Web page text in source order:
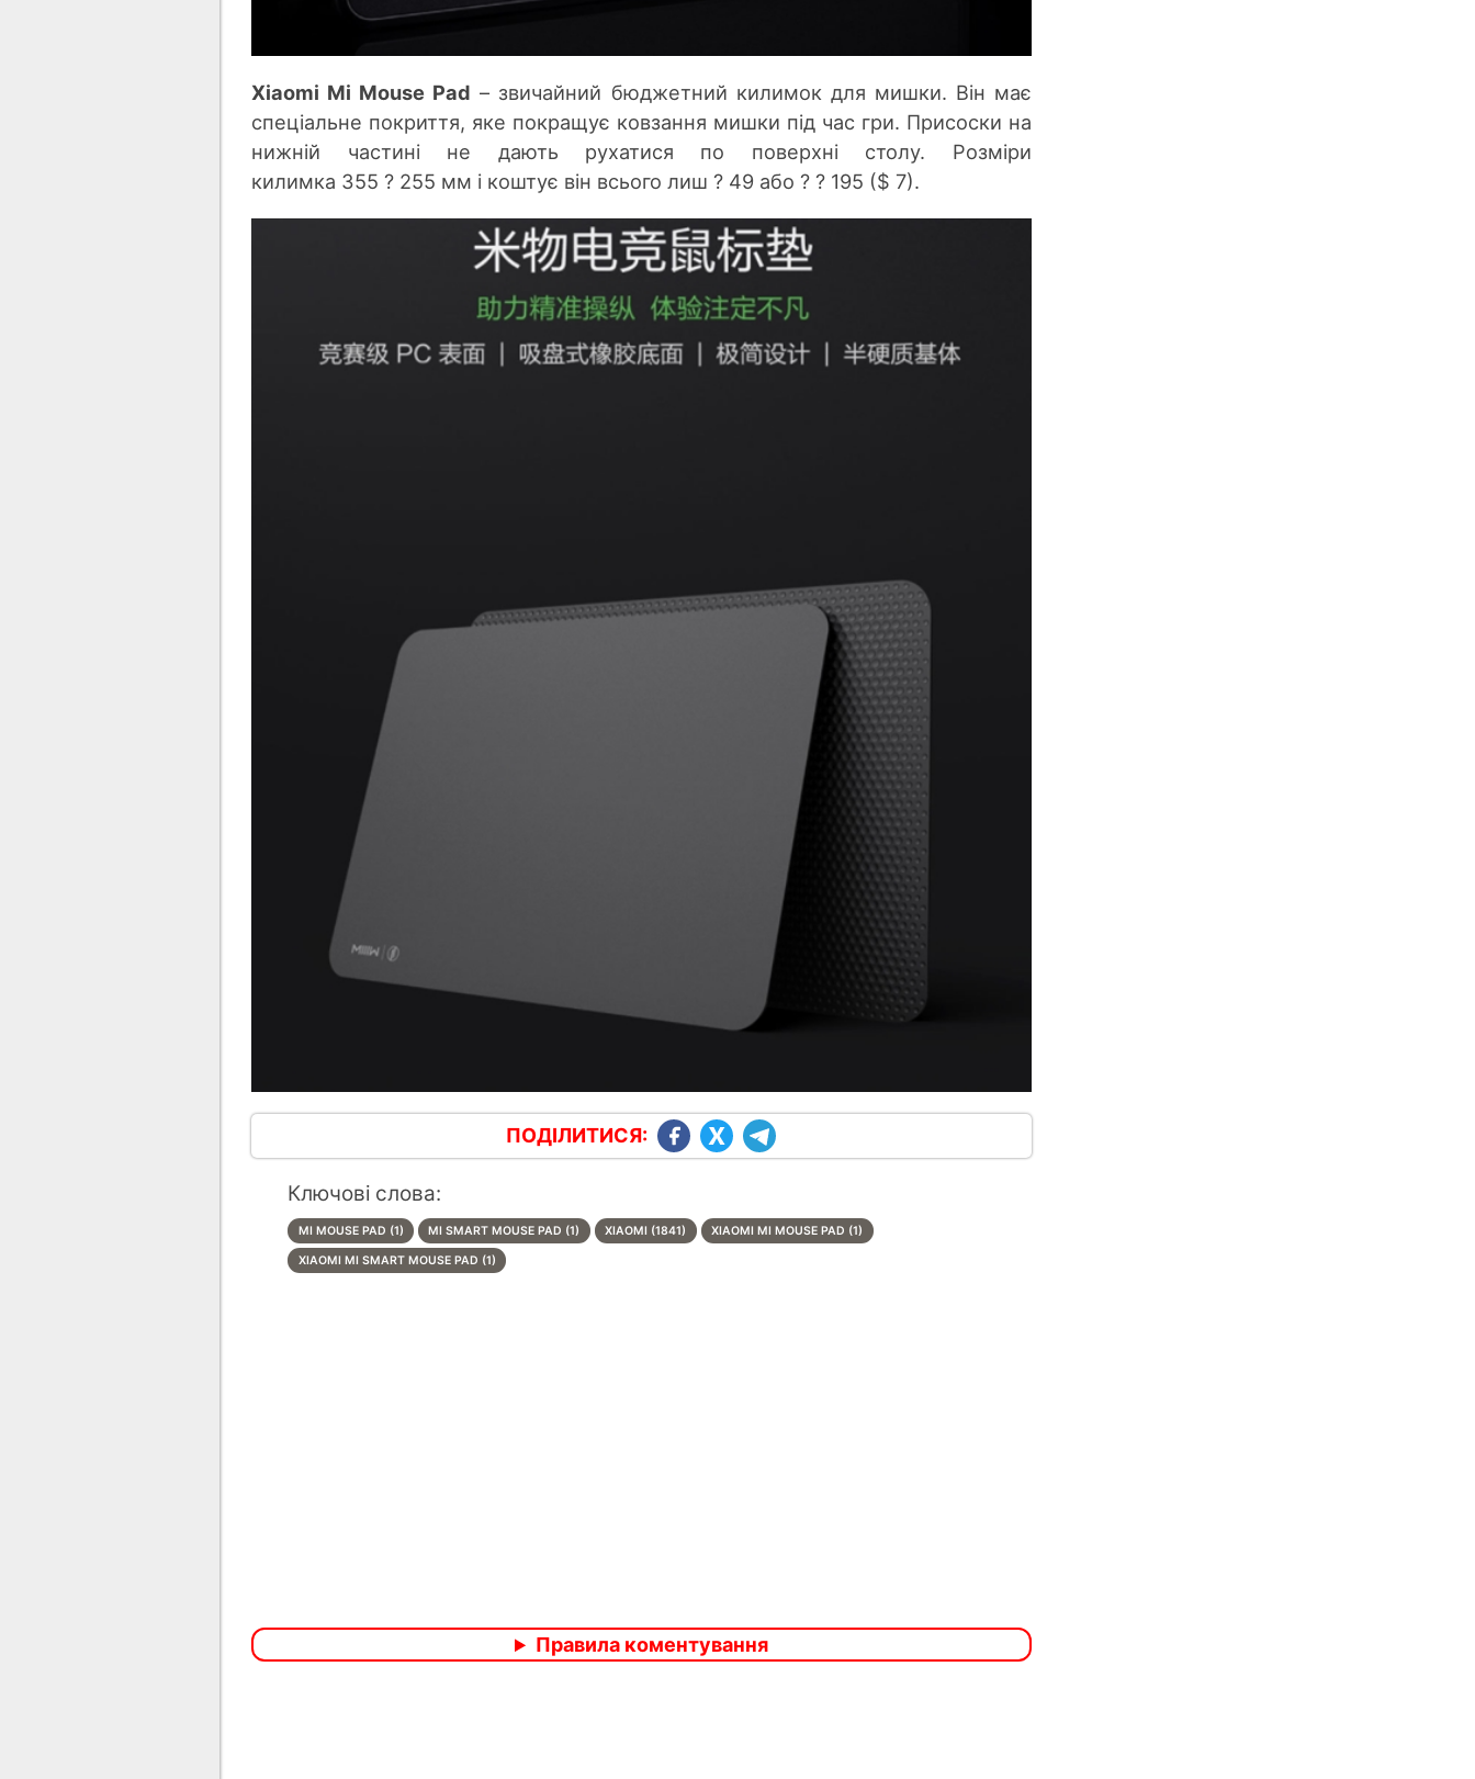
Xiaomi Mi Mouse Pad – звичайний бюджетний килимок для мишки. Він має
спеціальне покриття, яке покращує ковзання мишки під час гри. Присоски на
нижній частині не дають рухатися по поверхні столу. Розміри
килимка 355? 255 мм і коштує він всього лиш ? 49 або ? ? 195 ($ 7).
ПОДІЛИТИСЯ:
Ключові слова:
MI MOUSE PAD (1) MI SMART MOUSE PAD (1) XIAOMI (1841) XIAOMI MI MOUSE PAD (1)
XIAOMI MI SMART MOUSE PAD (1)
Правила коментування